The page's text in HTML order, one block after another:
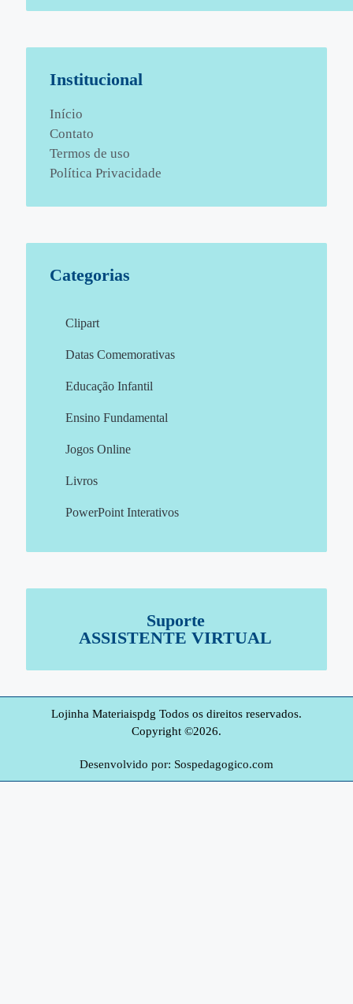
Institucional
Início
Contato
Termos de uso
Política Privacidade
Categorias
Clipart
Datas Comemorativas
Educação Infantil
Ensino Fundamental
Jogos Online
Livros
PowerPoint Interativos
Suporte
ASSISTENTE VIRTUAL
Lojinha Materiaispdg Todos os direitos reservados.
Copyright ©2026.
Desenvolvido por: Sospedagogico.com